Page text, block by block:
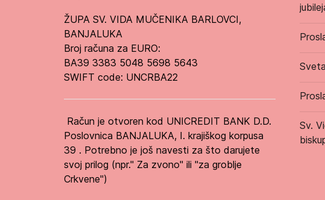
ŽUPA SV. VIDA MUČENIKA BARLOVCI,
BANJALUKA
Broj računa za EURO:
BA39 3383 5048 5698 5643
SWIFT code: UNCRBA22
Račun je otvoren kod UNICREDIT BANK D.D.
Poslovnica BANJALUKA, I. krajiškog korpusa
39 . Potrebno je još navesti za što darujete
svoj prilog (npr." Za zvono" ili "za groblje
Crkvene")
Sv.